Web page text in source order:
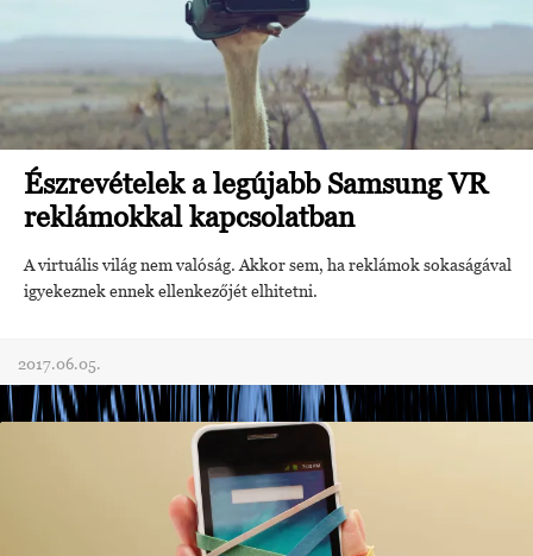
Észrevételek a legújabb Samsung VR
reklámokkal kapcsolatban
A virtuális világ nem valóság. Akkor sem, ha reklámok sokaságával
igyekeznek ennek ellenkezőjét elhitetni.
2017.06.05.